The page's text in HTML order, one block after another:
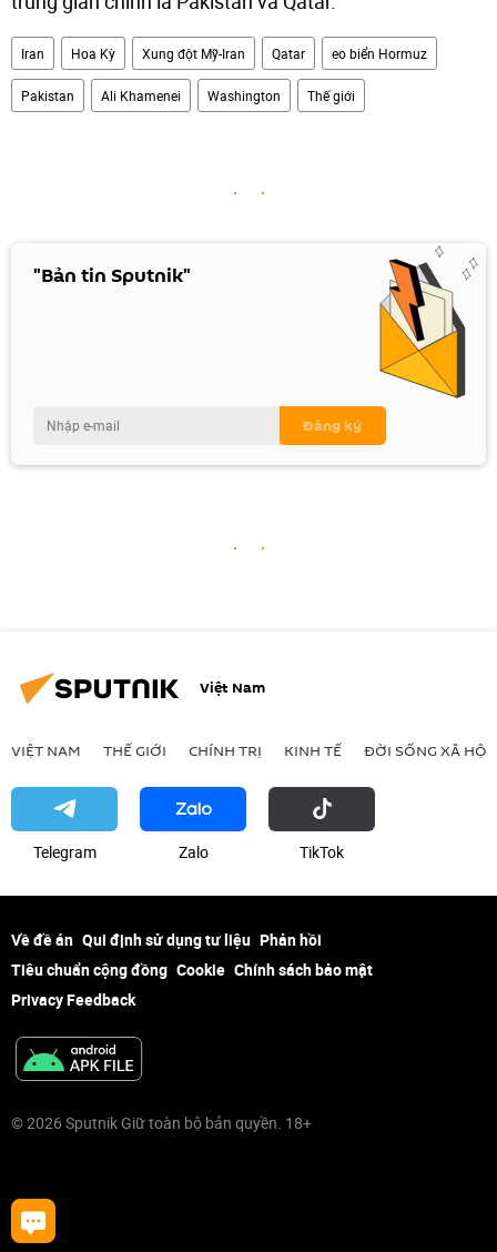
Iran Hoa Kỳ Xung đột Mỹ-Iran Qatar eo biển Hormuz
Pakistan Ali Khamenei Washington Thế giới
"Bản tin Sputnik"
Việt Nam
VIỆT NAM THẾ GIỚI CHÍNH TRỊ KINH TẾ ĐỜI SỐNG XÃ HỘI
Telegram Zalo ТikТоk
Về đề án Qui định sử dụng tư liệu Phản hồi
Tiêu chuẩn cộng đồng Cookie Chính sách bảo mật
Privacy Feedback
© 2026 Sputnik Giữ toàn bộ bản quyền. 18+